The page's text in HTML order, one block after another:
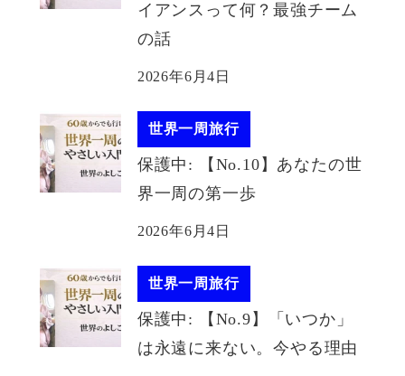
イアンスって何？最強チーム
の話
2026年6月4日
世界一周旅行
保護中: 【No.10】あなたの世
界一周の第一歩
2026年6月4日
世界一周旅行
保護中: 【No.9】「いつか」
は永遠に来ない。今やる理由